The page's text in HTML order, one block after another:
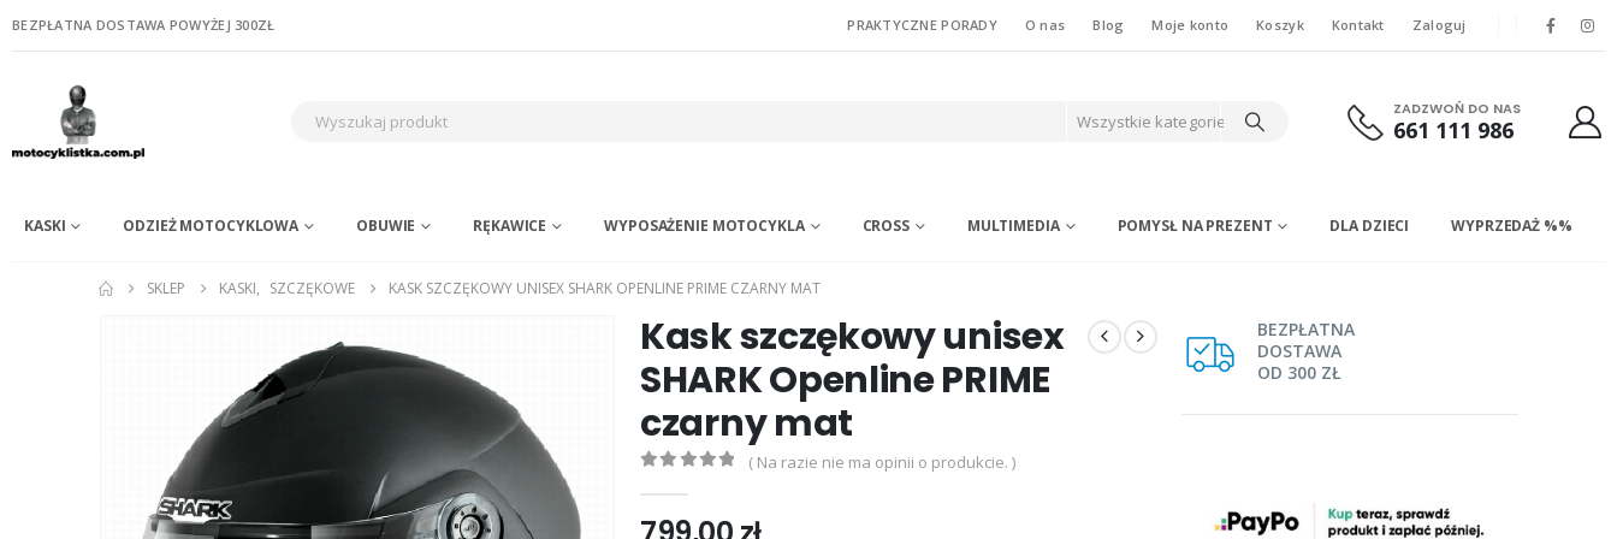
BEZPŁATNA DOSTAWA POWYŻEJ 300ZŁ PRAKTYCZNE PORADY O nas Blog Moje konto Koszyk Kontakt Zaloguj
Wszystkie kategorie
ZADZWOŃ DO NAS
661 111 986
KASKI ODZIEŻ MOTOCYKLOWA OBUWIE RĘKAWICE WYPOSAŻENIE MOTOCYKLA CROSS MULTIMEDIA POMYSŁ NA PREZENT DLA DZIECI WYPRZEDAŻ %%
SKLEP KASKI, SZCZĘKOWE KASK SZCZĘKOWY UNISEX SHARK OPENLINE PRIME CZARNY MAT
Kask szczękowy unisex
SHARK Openline PRIME
czarny mat
( Na razie nie ma opinii o produkcie. )
BEZPŁATNA
DOSTAWA
OD 300 ZŁ